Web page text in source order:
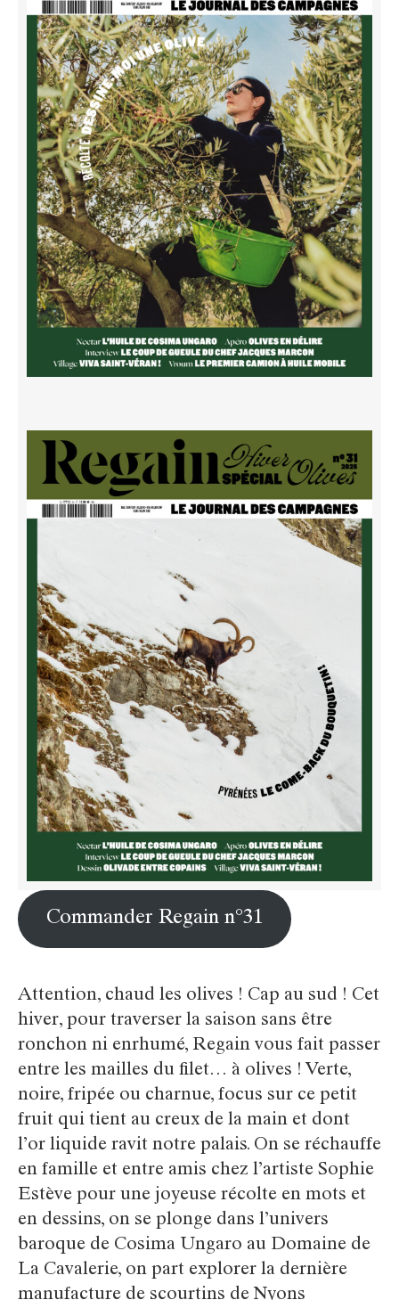
Commander Regain n°31
Attention, chaud les olives ! Cap au sud ! Cet
hiver, pour traverser la saison sans être
ronchon ni enrhumé, Regain vous fait passer
entre les mailles du filet… à olives ! Verte,
noire, fripée ou charnue, focus sur ce petit
fruit qui tient au creux de la main et dont
l’or liquide ravit notre palais. On se réchauffe
en famille et entre amis chez l’artiste Sophie
Estève pour une joyeuse récolte en mots et
en dessins, on se plonge dans l’univers
baroque de Cosima Ungaro au Domaine de
La Cavalerie, on part explorer la dernière
manufacture de scourtins de Nyons